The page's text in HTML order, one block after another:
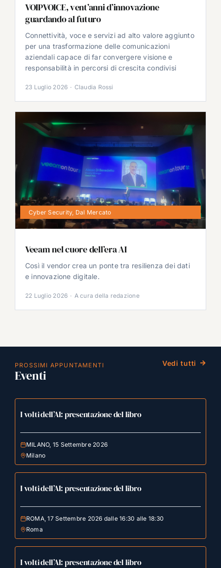
VOIPVOICE, vent’anni d’innovazione
guardando al futuro
Connettività, voce e servizi ad alto valore aggiunto
per una trasformazione delle comunicazioni
aziendali capace di far convergere visione e
responsabilità in percorsi di crescita condivisi
23 Luglio 2026 · Claudia Rossi
Cyber Security, Dal Mercato
Veeam nel cuore dell’era AI
Così il vendor crea un ponte tra resilienza dei dati
e innovazione digitale.
22 Luglio 2026 · A cura della redazione
PROSSIMI APPUNTAMENTI
Eventi
Vedi tutti
I volti dell’AI: presentazione del libro
MILANO, 15 Settembre 2026
Milano
I volti dell’AI: presentazione del libro
ROMA, 17 Settembre 2026 dalle 16:30 alle 18:30
Roma
I volti dell’AI: presentazione del libro